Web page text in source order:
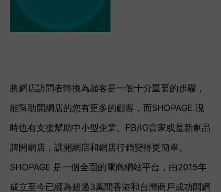
將網店訪問者轉換為顧客是一個十分重要的步驟，
能幫助開網店的您有更多的顧客，而SHOPAGE 現
時也有支援幫助中小型企業、FB/IG賣家或是新創品
牌開網店，讓開網店和網店行銷變得更簡單。
SHOPAGE 是一個全面的電商網站平台，由2015年
成立至今已經為超過3萬間香港和台灣商戶成功開網